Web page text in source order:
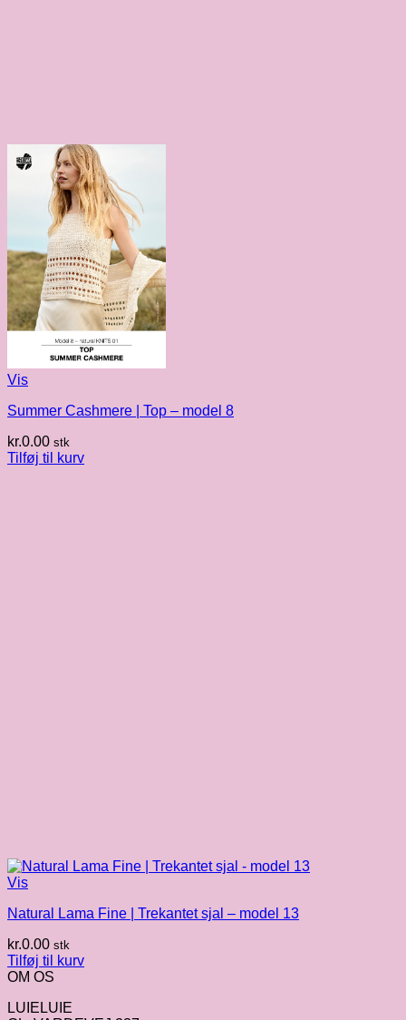
Vis
Summer Cashmere | Top – model 8
kr.0.00 stk
Tilføj til kurv
Vis
Natural Lama Fine | Trekantet sjal – model 13
kr.0.00 stk
Tilføj til kurv
OM OS
LUIELUIE